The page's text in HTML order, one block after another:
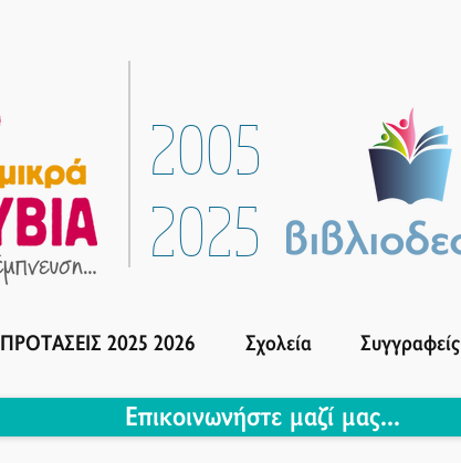
2005
2025
ΠΡΟΤΑΣΕΙΣ 2025 2026 Σχολεία Συγγραφείς
Επικοινωνήστε μαζί μας...